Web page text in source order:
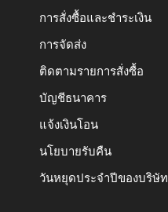
การสั่งซื้อและชำระเงิน
การจัดส่ง
ติดตามรายการสั่งซื้อ
บัญชีธนาคาร
แจ้งเงินโอน
นโยบายรับคืน
วันหยุดประจำปีของบริษัท